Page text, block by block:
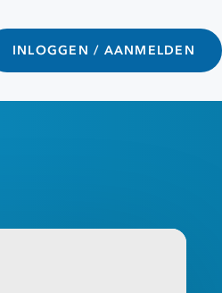
INLOGGEN / AANMELDEN